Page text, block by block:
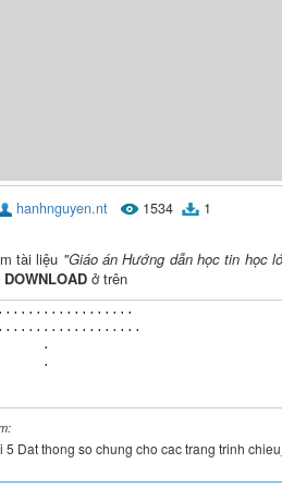
hanhnguyen.nt 1534 1
tài liệu "Giáo án Hướng dẫn học tin học
DOWNLOAD ở trên
SỐ CHUNG CHO CÁC TRANG
5 Dat thong so chung cho cac trang trinh